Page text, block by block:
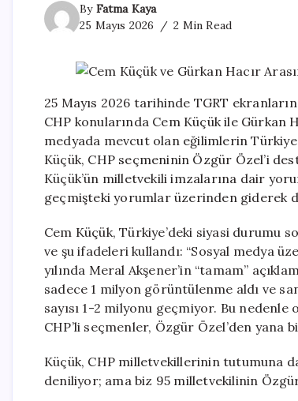
By Fatma Kaya
25 Mayıs 2026
2 Min Read
25 Mayıs 2026 tarihinde TGRT
CHP konularında Cem Küçük ile Gürkan
medyada mevcut olan eğilimlerin
Küçük, CHP seçmeninin Özgür Özel’i
Küçük’ün milletvekili imzalarına dair
geçmişteki yorumlar üzerinden giderek
Cem Küçük, Türkiye’deki siyasi durumu
ve şu ifadeleri kullandı: “Sosyal medya
yılında Meral Akşener’in “tamam”
sadece 1 milyon görüntülenme aldı ve
sayısı 1-2 milyonu geçmiyor. Bu
CHP’li seçmenler, Özgür Özel’den yana
Küçük, CHP milletvekillerinin tutumuna
deniliyor; ama biz 95 milletvekilinin